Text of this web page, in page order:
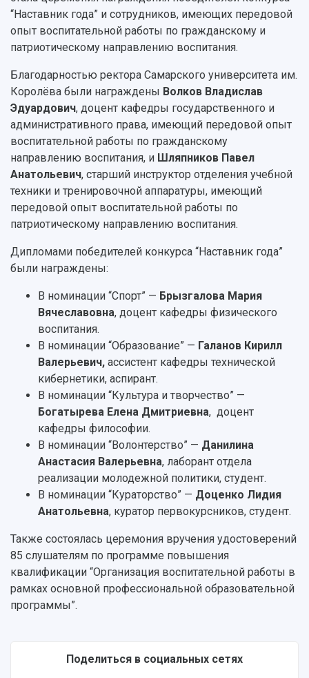
“Наставник года” и сотрудников, имеющих передовой
опыт воспитательной работы по гражданскому и
патриотическому направлению воспитания.
Благодарностью ректора Самарского университета им.
Королёва были награждены Волков Владислав
Эдуардович, доцент кафедры государственного и
административного права, имеющий передовой опыт
воспитательной работы по гражданскому
направлению воспитания, и Шляпников Павел
Анатольевич, старший инструктор отделения учебной
техники и тренировочной аппаратуры, имеющий
передовой опыт воспитательной работы по
патриотическому направлению воспитания.
Дипломами победителей конкурса “Наставник года”
были награждены:
В номинации “Спорт” — Брызгалова Мария
Вячеславовна, доцент кафедры физического
воспитания.
В номинации “Образование” — Галанов Кирилл
Валерьевич, ассистент кафедры технической
кибернетики, аспирант.
В номинации “Культура и творчество” —
Богатырева Елена Дмитриевна, доцент
кафедры философии.
В номинации “Волонтерство” — Данилина
Анастасия Валерьевна, лаборант отдела
реализации молодежной политики, студент.
В номинации “Кураторство” — Доценко Лидия
Анатольевна, куратор первокурсников, студент.
Также состоялась церемония вручения удостоверений
85 слушателям по программе повышения
квалификации “Организация воспитательной работы в
рамках основной профессиональной образовательной
программы”.
Поделиться в социальных сетях